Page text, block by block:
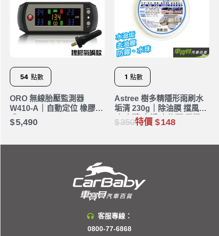
54 點數
ORO 無線胎壓監測器
W410-A｜自動定位 橡膠氣
嘴5,490
1 點數
Astree 樹多精隱形雨刷水
垢清 230g｜除油膜 擋風玻
璃 瓷磚 水垢 水龍頭 馬桶
汙垢
350特價 148
客服專線：
0800-77-6868